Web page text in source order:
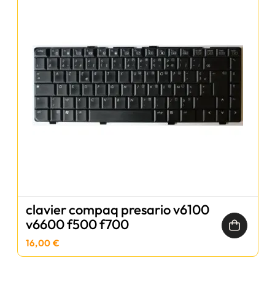
clavier compaq presario v6100
v6600 f500 f700
16,00 €